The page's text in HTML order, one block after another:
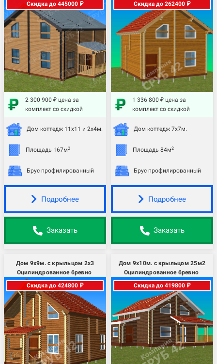
Скидка до 445000 ₽
2 300 900 ₽ цена за
комплект со скидкой
Дом коттедж 11х11 и 2х4м.
Площадь 167м2
Брус профилированный
Подробнее
Заказать
Скидка до 262400 ₽
1 336 800 ₽ цена за
комплект со скидкой
Дом коттедж 7х7м.
Площадь 84м2
Брус профилированный
Подробнее
Заказать
Дом 9х9м. с крыльцом 2х3
Оцилиндрованное бревно
Скидка до 424800 ₽
Дом 9х10м. с крыльцом 25м2
Оцилиндрованное бревно
Скидка до 419800 ₽